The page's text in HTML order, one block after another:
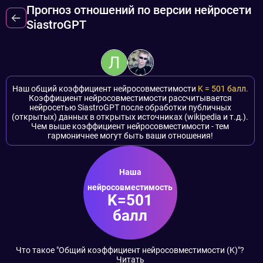
Прогноз отношений по версии нейросети
SiastroGPT
Наш общий коэффициент нейросовместимости K = 501 балл.
Коэффициент нейросовместимости рассчитывается
нейросетью SiastroGPT после обработки публичных
(открытых) данных в открытых источниках (wikipedia и т.д.).
Чем выше коэффициент нейросовместимости - тем
гармоничнее могут быть ваши отношения!
Наша
нейросовместимость
K=501
балл
Что такое "Общий коэффициент нейросовместимости (K)"?
Читать